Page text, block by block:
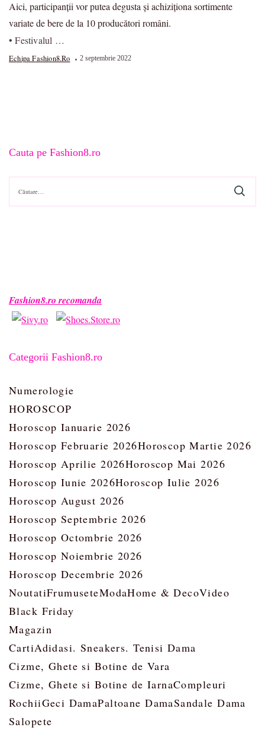
Aici, participanții vor putea degusta și achiziționa sortimente
variate de bere de la 10 producători români.
• Festivalul …
Echipa Fashion8.ro 2 septembrie 2022
Cauta pe Fashion8.ro
Caută
după:
Fashion8.ro recomanda
Categorii Fashion8.ro
Numerologie
HOROSCOP
Horoscop Ianuarie 2026
Horoscop Februarie 2026Horoscop Martie 2026
Horoscop Aprilie 2026Horoscop Mai 2026
Horoscop Iunie 2026Horoscop Iulie 2026
Horoscop August 2026
Horoscop Septembrie 2026
Horoscop Octombrie 2026
Horoscop Noiembrie 2026
Horoscop Decembrie 2026
NoutatiFrumuseteModaHome & DecoVideo
Black Friday
Magazin
CartiAdidasi. Sneakers. Tenisi Dama
Cizme, Ghete si Botine de Vara
Cizme, Ghete si Botine de IarnaCompleuri
RochiiGeci DamaPaltoane DamaSandale Dama
Salopete